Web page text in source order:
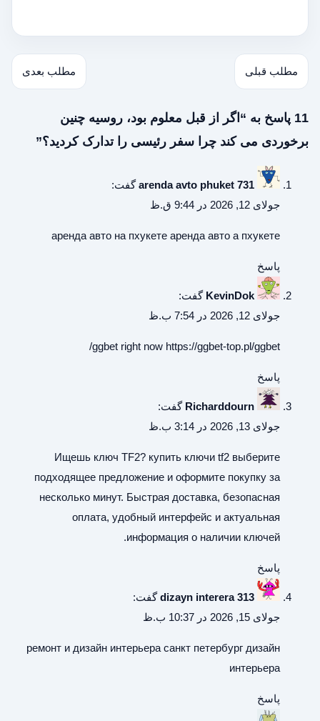
مطلب قبلی مطلب بعدی
11 پاسخ به “اگر از قبل معلوم بود، روسیه چنین
برخوردی می کند چرا سفر رئیسی را تدارک کردید؟”
arenda avto phuket 731 گفت:
جولای 12, 2026 در 9:44 ق.ظ
аренда авто на пхукете аренда авто а пхукете
پاسخ
KevinDok گفت:
جولای 12, 2026 در 7:54 ب.ظ
ggbet right now https://ggbet-top.pl/ggbet/
پاسخ
Richarddourn گفت:
جولای 13, 2026 در 3:14 ب.ظ
Ищешь ключ TF2? купить ключи tf2 выберите
подходящее предложение и оформите покупку за
несколько минут. Быстрая доставка, безопасная
оплата, удобный интерфейс и актуальная
информация о наличии ключей.
پاسخ
dizayn interera 313 گفت:
جولای 15, 2026 در 10:37 ب.ظ
ремонт и дизайн интерьера санкт петербург дизайн
интерьера
پاسخ